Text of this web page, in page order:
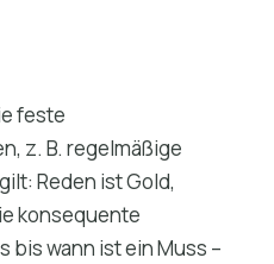
feste
z. B. regelmäßige
Reden ist Gold,
konsequente
bis wann ist ein Muss –